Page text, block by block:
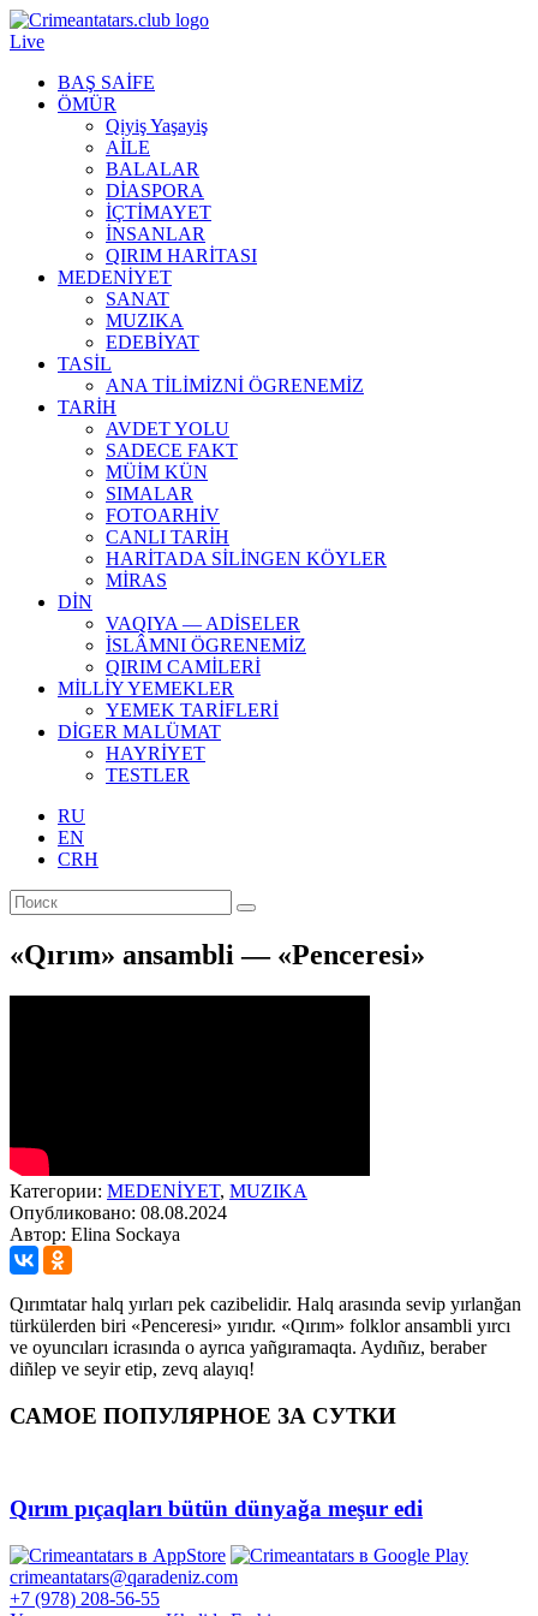
Live
BAŞ SAİFE
ÖMÜR
Qiyiş Yaşayiş
AİLE
BALALAR
DİASPORA
İÇTİMAYET
İNSANLAR
QIRIM HARİTASI
MEDENİYET
SANAT
MUZIKA
EDEBİYAT
TASİL
ANA TİLİMİZNİ ÖGRENEMİZ
TARİH
AVDET YOLU
SADECE FAKT
MÜİM KÜN
SIMАLAR
FOTOARHİV
CANLI TARİH
HARİTADA SİLİNGEN KÖYLER
MİRAS
DİN
VAQIYA — ADİSELER
İSLÂMNI ÖGRENEMİZ
QIRIM CAMİLERİ
MİLLİY YEMEKLER
YEMEK TARİFLERİ
DİGER MALÜMAT
HAYRİYET
TESTLER
RU
EN
CRH
«Qırım» ansambli — «Penceresi»
Категории: MEDENİYET, MUZIKA
Опубликовано: 08.08.2024
Автор: Elina Sockaya
Qırımtatar halq yırları pek cazibelidir. Halq arasında sevip yırlanğan
türkülerden biri «Penceresi» yırıdır. «Qırım» folklor ansambli yırcı
ve oyuncıları icrasında o ayrıca yañgıramaqta. Aydıñız, beraber
diñlep ve seyir etip, zevq alayıq!
САМОЕ ПОПУЛЯРНОЕ ЗА СУТКИ
Qırım pıçaqları bütün dünyağa meşur edi
crimeantatars@qaradeniz.com
+7 (978) 208-56-55